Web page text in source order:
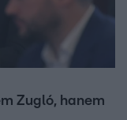
Zugló, hanem